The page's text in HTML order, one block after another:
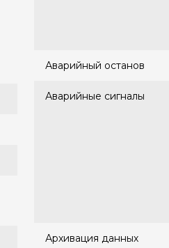
Аварийный останов
Аварийные сигналы
Архивация данных